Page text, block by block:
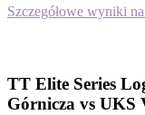
Szczegółowe wyniki
TT Elite Series
Górnicza vs UKS